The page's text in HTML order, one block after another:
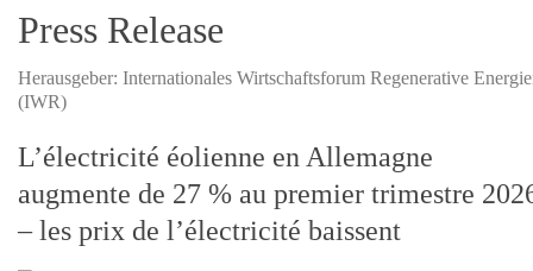
Press Release
Herausgeber: Internationales Wirtschaftsforum Regenerative
(IWR)
L’électricité éolienne en Allemagne
augmente de 27 % au premier trimestre
– les prix de l’électricité baissent